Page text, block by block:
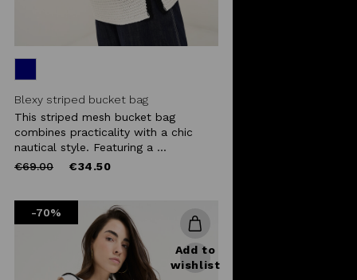
Blexy striped bucket bag
This striped mesh bucket bag
combines practicality with a chic
nautical style. Featuring a ...
Price
€69.00to €34.50
-70%
Add to
wishlist